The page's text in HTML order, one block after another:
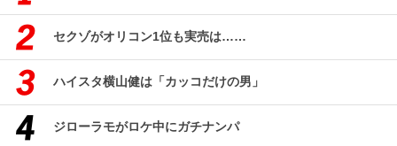
セクゾがオリコン1位も実売は……
ハイスタ横山健は「カッコだけの男」
ジローラモがロケ中にガチナンパ